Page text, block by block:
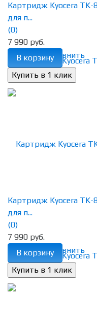
избранное сравнить
Картридж Kyocera TK-
для п...
(0)
7 990 руб.
В корзину
избранное сравнить
Картридж Kyocera TK-
для п...
(0)
7 990 руб.
В корзину